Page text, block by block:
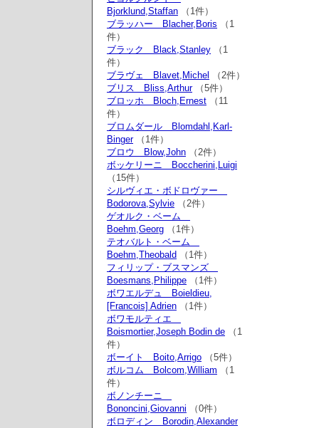
Bjorklund,Staffan （1件）
ブラッハー Blacher,Boris （1
件）
ブラック Black,Stanley （1
件）
ブラヴェ Blavet,Michel
（2件）
ブリス Bliss,Arthur（5件）
ブロッホ Bloch,Ernest （11
件）
ブロムダール Blomdahl,Karl-
Binger（1件）
ブロウ Blow,John （2件）
ボッケリーニ Boccherini,Luigi
（15件）
シルヴィエ・ボドロヴァー
Bodorova,Sylvie （2件）
ゲオルク・ベーム
Boehm,Georg （1件）
テオバルト・ベーム
Boehm,Theobald （1件）
フィリップ・ブスマンズ
Boesmans,Philippe （1件）
ボワエルデュ Boieldieu,
[Francois] Adrien （1件）
ボワモルティエ
Boismortier,Joseph Bodin de （1
件）
ボーイト Boito,Arrigo （5件）
ボルコム Bolcom,William （1
件）
ボノンチーニ
Bononcini,Giovanni （0件）
ボロディン Borodin,Alexander